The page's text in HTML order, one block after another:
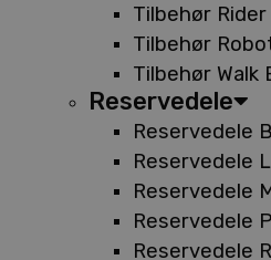
Tilbehør Rider
Tilbehør
Tilbehør Walk
Reservedele
Reservedele
Reservedele
Reservedele
Reservedele
Reservedele